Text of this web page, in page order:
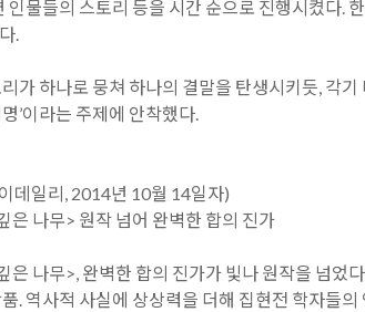
인물들의 스토리 등을 시간 순으로 진행시켰다.
.
가 하나로 뭉쳐 하나의 결말을 탄생시키듯, 각
’이라는 주제에 안착했다.
데일리, 2014년 10월 14일자)
은 나무> 원작 넘어 완벽한 합의 진가
은 나무>, 완벽한 합의 진가가 빛나 원작을 넘었
. 역사적 사실에 상상력을 더해 집현전 학자들